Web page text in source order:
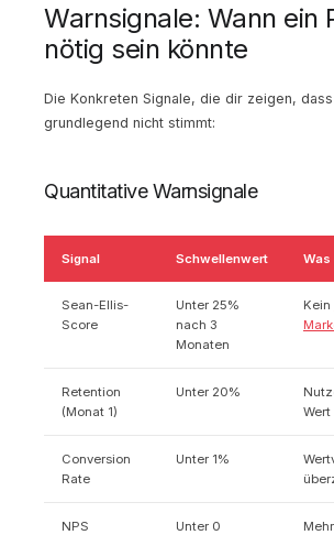
Warnsignale: Wann ein
nötig sein könnte
Die Konkreten Signale, die dir zeigen,
grundlegend nicht stimmt:
Quantitative Warnsignale
Signal Schwellenwert Was
Sean-Ellis-
Score
Unter 25%
nach 3
Monaten
Kein
Retention
(Monat 1)
Unter 20%
Wert
Conversion
Rate
Unter 1%
NPS Unter 0